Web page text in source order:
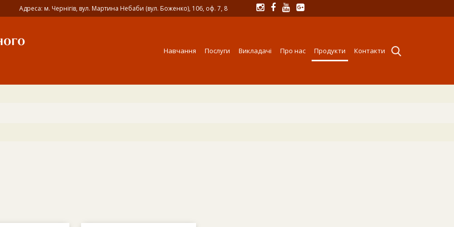
Адреса: м. Чернігів, вул. Мартина Небаби (вул. Боженко), 106, оф. 7, 8
Навчання Послуги Викладачі Про нас Продукти Контакти